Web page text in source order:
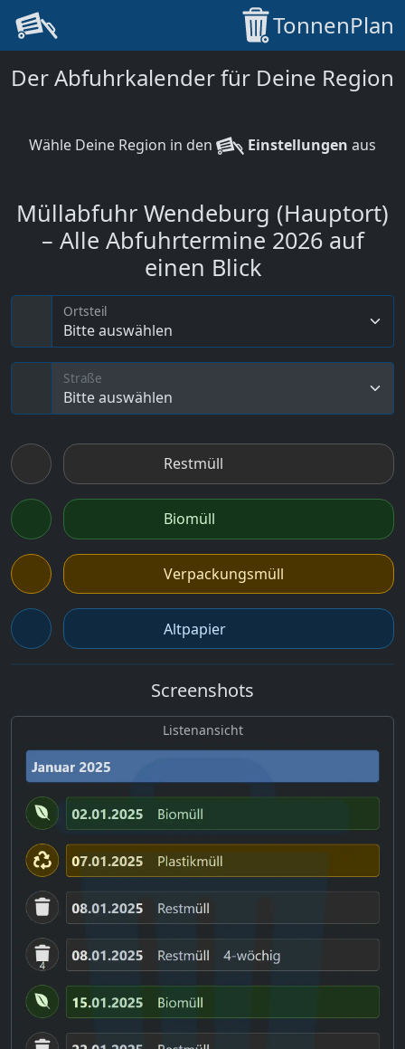
TonnenPlan
Der Abfuhrkalender für Deine Region
Wähle Deine Region in den Einstellungen aus
Müllabfuhr Wendeburg (Hauptort)
– Alle Abfuhrtermine 2026 auf
einen Blick
Bitte auswählen
Ortsteil
Bitte auswählen
Straße
Restmüll
Biomüll
Verpackungsmüll
Altpapier
Screenshots
Listenansicht